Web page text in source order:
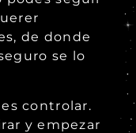
de donde
se lo
controlar.
y empezar